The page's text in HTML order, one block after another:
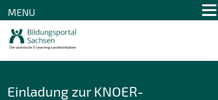
Einladung zur KNOER-
MENU